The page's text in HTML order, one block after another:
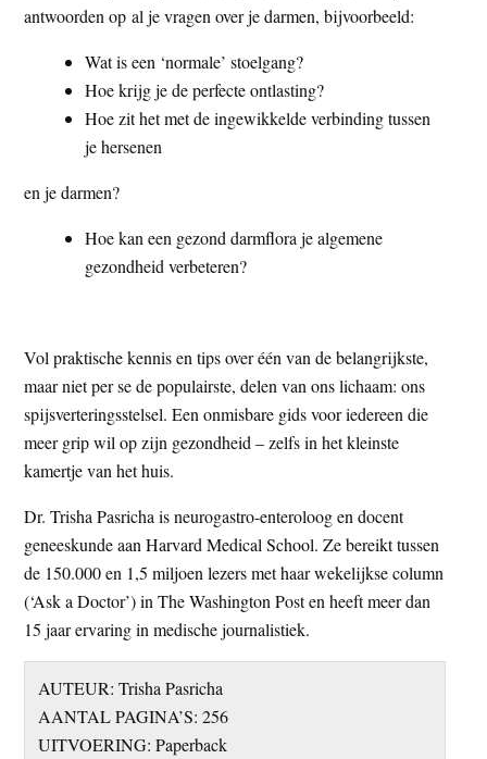
antwoorden op al je vragen over je darmen, bijvoorbeeld:
Wat is een ‘normale’ stoelgang?
Hoe krijg je de perfecte ontlasting?
Hoe zit het met de ingewikkelde verbinding tussen
je hersenen
en je darmen?
Hoe kan een gezond darmflora je algemene
gezondheid verbeteren?
Vol praktische kennis en tips over één van de belangrijkste,
maar niet per se de populairste, delen van ons lichaam: ons
spijsverteringsstelsel. Een onmisbare gids voor iedereen die
meer grip wil op zijn gezondheid – zelfs in het kleinste
kamertje van het huis.
Dr. Trisha Pasricha is neurogastro-enteroloog en docent
geneeskunde aan Harvard Medical School. Ze bereikt tussen
de 150.000 en 1,5 miljoen lezers met haar wekelijkse column
(‘Ask a Doctor’) in The Washington Post en heeft meer dan
15 jaar ervaring in medische journalistiek.
AUTEUR: Trisha Pasricha
AANTAL PAGINA’S: 256
UITVOERING: Paperback